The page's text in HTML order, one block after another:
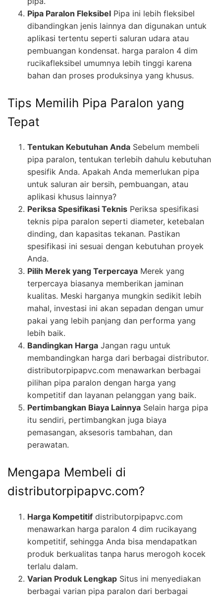
Pipa Paralon Fleksibel Pipa ini lebih fleksibel
dibandingkan jenis lainnya dan digunakan untuk
aplikasi tertentu seperti saluran udara atau
pembuangan kondensat. harga paralon 4 dim
rucikafleksibel umumnya lebih tinggi karena
bahan dan proses produksinya yang khusus.
Tips Memilih Pipa Paralon yang
Tepat
Tentukan Kebutuhan Anda Sebelum membeli
pipa paralon, tentukan terlebih dahulu kebutuhan
spesifik Anda. Apakah Anda memerlukan pipa
untuk saluran air bersih, pembuangan, atau
aplikasi khusus lainnya?
Periksa Spesifikasi Teknis Periksa spesifikasi
teknis pipa paralon seperti diameter, ketebalan
dinding, dan kapasitas tekanan. Pastikan
spesifikasi ini sesuai dengan kebutuhan proyek
Anda.
Pilih Merek yang Terpercaya Merek yang
terpercaya biasanya memberikan jaminan
kualitas. Meski harganya mungkin sedikit lebih
mahal, investasi ini akan sepadan dengan umur
pakai yang lebih panjang dan performa yang
lebih baik.
Bandingkan Harga Jangan ragu untuk
membandingkan harga dari berbagai distributor.
distributorpipapvc.com menawarkan berbagai
pilihan pipa paralon dengan harga yang
kompetitif dan layanan pelanggan yang baik.
Pertimbangkan Biaya Lainnya Selain harga pipa
itu sendiri, pertimbangkan juga biaya
pemasangan, aksesoris tambahan, dan
perawatan.
Mengapa Membeli di
distributorpipapvc.com?
Harga Kompetitif distributorpipapvc.com
menawarkan harga paralon 4 dim rucikayang
kompetitif, sehingga Anda bisa mendapatkan
produk berkualitas tanpa harus merogoh kocek
terlalu dalam.
Varian Produk Lengkap Situs ini menyediakan
berbagai varian pipa paralon dari berbagai